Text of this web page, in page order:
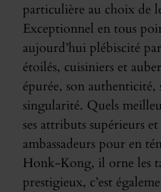
particulière au choix de
Exceptionnel en tous
aujourd’hui plébiscité
étoilés, cuisiniers et
épurée, son authenticité,
singularité. Quels
ses attributs supérieurs
ambassadeurs pour en
Honk-Kong, il orne les
prestigieux, c’est